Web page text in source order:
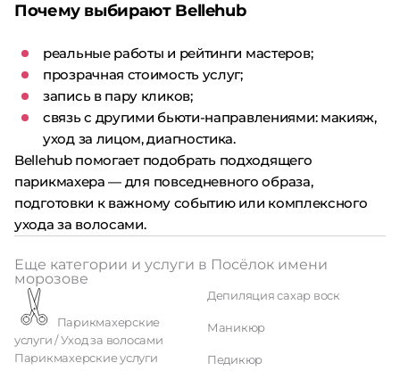
Почему выбирают Bellehub
реальные работы и рейтинги мастеров;
прозрачная стоимость услуг;
запись в пару кликов;
связь с другими бьюти-направлениями: макияж,
уход за лицом, диагностика.
Bellehub помогает подобрать подходящего
парикмахера — для повседневного образа,
подготовки к важному событию или комплексного
ухода за волосами.
Еще категории и услуги в Посёлок имени
морозове
услуги / Уход за волосами
Парикмахерские услуги
Депиляция сахар воск
Маникюр
Педикюр